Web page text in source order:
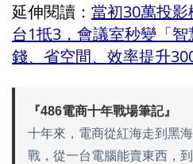
延伸閱讀： 當初30萬投
台1抵3，會議室秒變「
錢、省空間、效率提升
『486電商十年戰場筆記』
十年來，電商從紅海走到黑
戰，從一台電腦能賣東西，